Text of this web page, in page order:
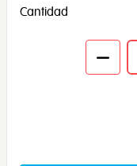
Cantidad